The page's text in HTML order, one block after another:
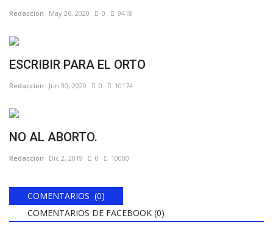
Redaccion May 26, 2020 0 9418
ESCRIBIR PARA EL ORTO
Redaccion Jun 30, 2020 0 10174
NO AL ABORTO.
Redaccion Dic 2, 2019 0 10000
COMENTARIOS (0)
COMENTARIOS DE FACEBOOK (0)